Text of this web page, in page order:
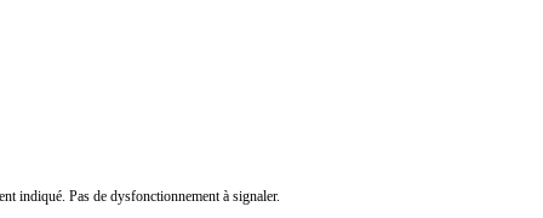
indiqué. Pas de dysfonctionnement à signaler.